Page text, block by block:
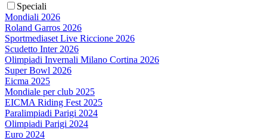
Speciali
Mondiali 2026
Roland Garros 2026
Sportmediaset Live Riccione 2026
Scudetto Inter 2026
Olimpiadi Invernali Milano Cortina 2026
Super Bowl 2026
Eicma 2025
Mondiale per club 2025
EICMA Riding Fest 2025
Paralimpiadi Parigi 2024
Olimpiadi Parigi 2024
Euro 2024